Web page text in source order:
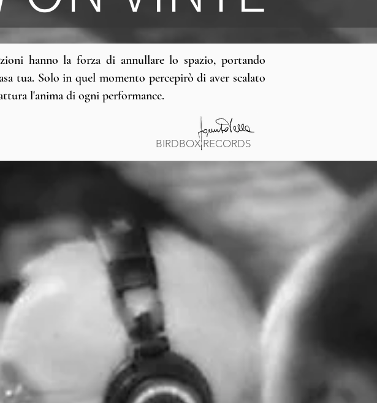
hanno la forza di annullare lo spazio, portando
tua. Solo in quel momento percepirò di aver scalato
l'anima di ogni performance.​
BIRDBOX RECORDS